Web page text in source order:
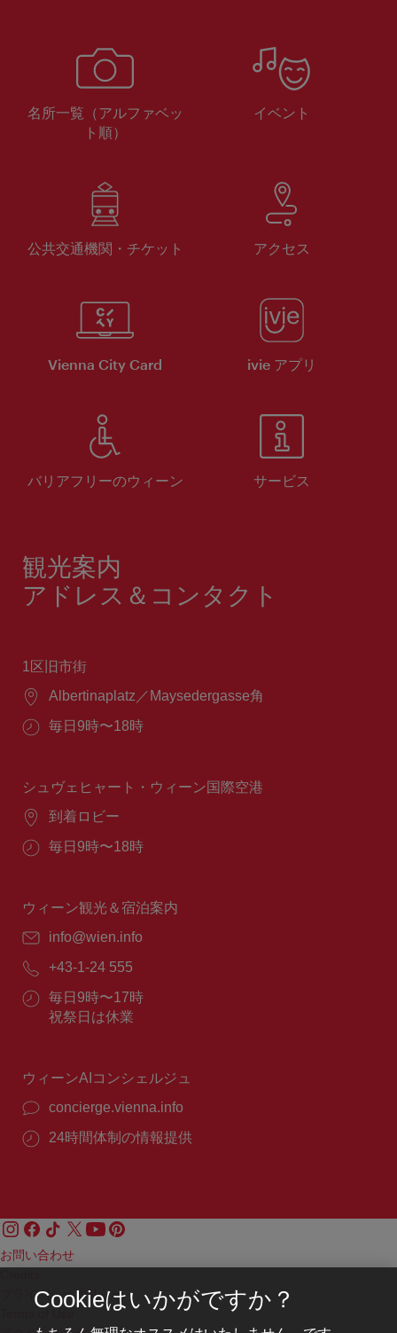
名所一覧（アルファベッ
ト順）
イベント
公共交通機関・チケット アクセス
Vienna City Card ivie アプリ
バリアフリーのウィーン サービス
観光案内
アドレス＆コンタクト
1区旧市街
場
Albertinaplatz／Maysedergasse角
営
間：
毎日9時〜18時
シュヴェヒャート・ウィーン国際空港
場
到着ロビー
営
間：
毎日9時〜18時
ウィーン観光＆宿泊案内
E
ー
ル：
info@wien.info
電
番
号：
+43-1-24 555
営
業
毎日9時〜17時
祝祭日は休業
ウィーンAIコンシェルジュ
concierge.vienna.info
24時間体制の情報提供
お問い合わせ
プライバシーポリシー
Cookieはいかがですか？